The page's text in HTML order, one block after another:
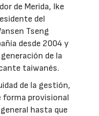
de Merida, Ike
del
Tseng
desde 2004 y
de la
taiwanés.
de la gestión,
forma provisional
hasta que